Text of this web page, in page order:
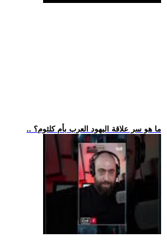
.. ما هو سر علاقة اليهود العرب بأم كلثوم؟